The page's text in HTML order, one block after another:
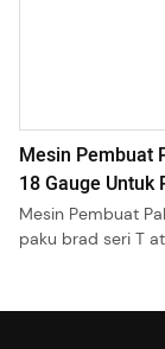
Mesin Pembuat
18 Gauge Untuk
Mesin Pembuat
paku brad seri T